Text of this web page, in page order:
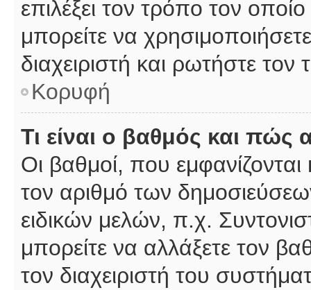
επιλέξει τον τρόπο τον
μπορείτε να
διαχειριστή και ρωτήστε τον
Κορυφή
Τι είναι ο βαθμός και
Οι βαθμοί, που
τον αριθμό των
ειδικών μελών, π.χ.
μπορείτε να αλλάξετε τον
τον διαχειριστή του